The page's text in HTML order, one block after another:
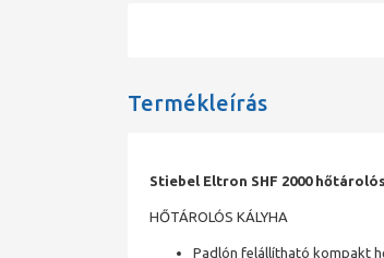
Termékleírás
Stiebel Eltron SHF 2000
HŐTÁROLÓS KÁLYHA
Padlón felállítható kompakt